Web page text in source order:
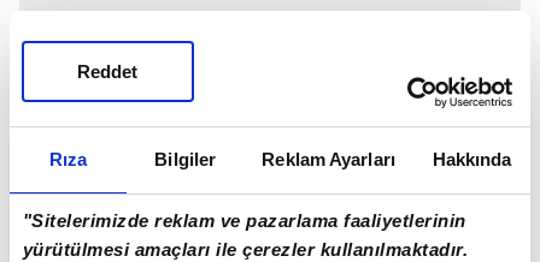
Rıza Bilgiler Reklam Ayarları Hakkında
"Sitelerimizde reklam ve pazarlama faaliyetlerinin
yürütülmesi amaçları ile çerezler kullanılmaktadır.
Reddet